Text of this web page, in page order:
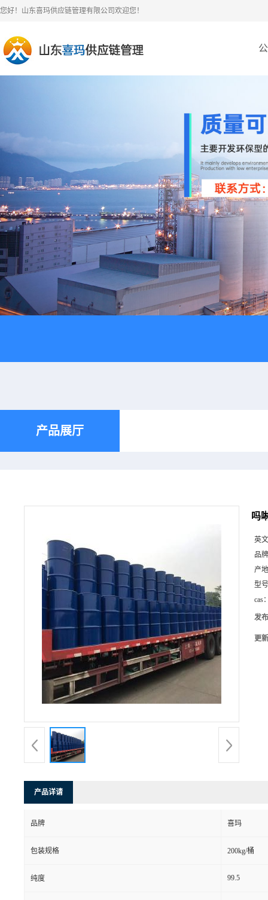
您好！山东喜玛供应链管理有限公司欢迎您！
产品展厅
吗
英
品
产
型
cas
发
更
产品详请
品牌 喜玛
包装规格 200kg/桶
纯度 99.5